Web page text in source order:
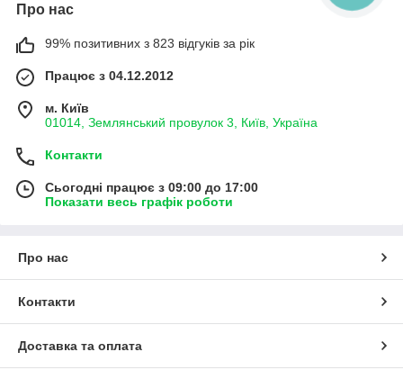
Про нас
99% позитивних з 823 відгуків за рік
Працює з 04.12.2012
м. Київ
01014, Землянський провулок 3, Київ, Україна
Контакти
Сьогодні працює з 09:00 до 17:00
Показати весь графік роботи
Про нас
Контакти
Доставка та оплата